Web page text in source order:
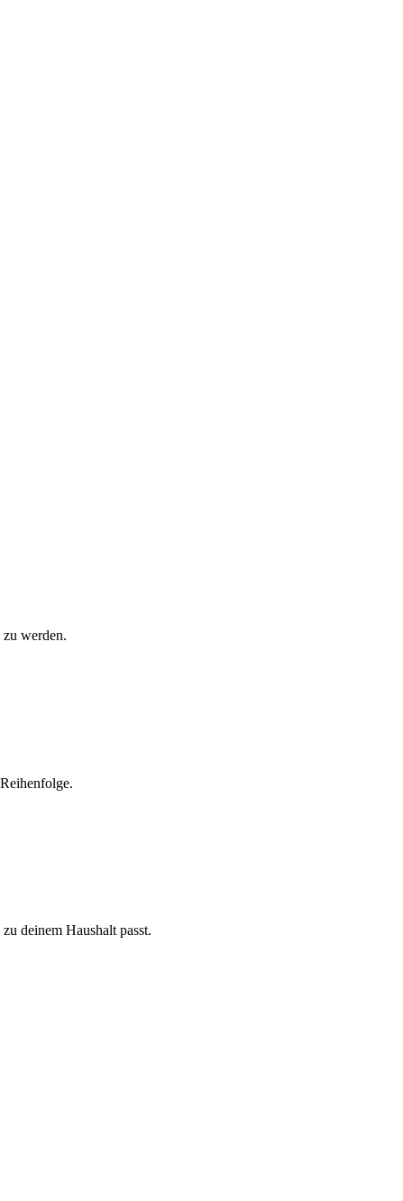
werden.
deinem Haushalt passt.